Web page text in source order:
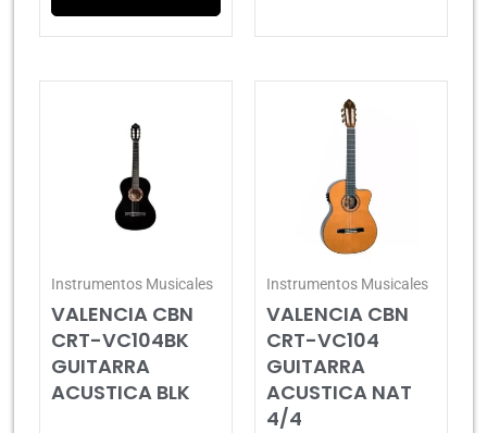
Instrumentos Musicales
VALENCIA CBN
CRT-VC104BK
GUITARRA
ACUSTICA BLK
Instrumentos Musicales
VALENCIA CBN
CRT-VC104
GUITARRA
ACUSTICA NAT
4/4